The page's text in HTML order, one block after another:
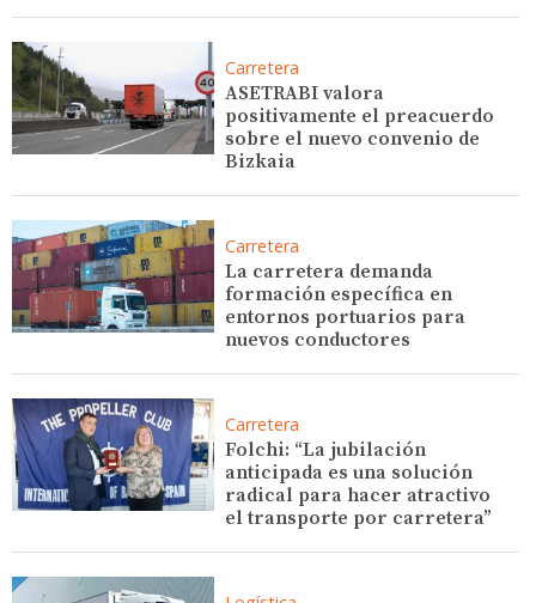
Carretera
ASETRABI valora
positivamente el preacuerdo
sobre el nuevo convenio de
Bizkaia
Carretera
La carretera demanda
formación específica en
entornos portuarios para
nuevos conductores
Carretera
Folchi: “La jubilación
anticipada es una solución
radical para hacer atractivo
el transporte por carretera”